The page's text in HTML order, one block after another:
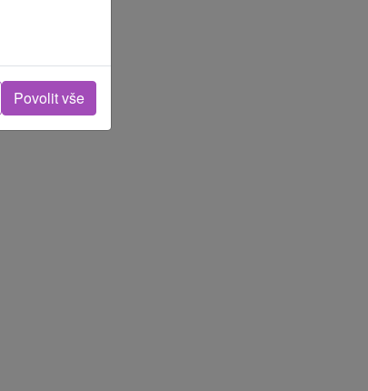
Povolit vše